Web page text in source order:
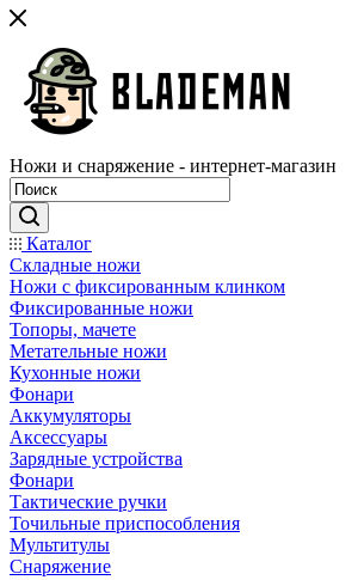
Ножи и снаряжение - интернет-магазин
Каталог
Складные ножи
Ножи с фиксированным клинком
Фиксированные ножи
Топоры, мачете
Метательные ножи
Кухонные ножи
Фонари
Аккумуляторы
Аксессуары
Зарядные устройства
Фонари
Тактические ручки
Точильные приспособления
Мультитулы
Снаряжение